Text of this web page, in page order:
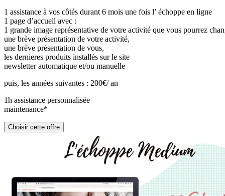
1 assistance à vos côtés durant 6 mois une fois l’ échoppe en ligne
1 page d’accueil avec :
1 grande image représentative de votre activité que vous pourrez
une brève présentation de votre activité,
une brève présentation de vous,
les dernieres produits installés sur le site
newsletter automatique et/ou manuelle
puis, les années suivantes : 200€/ an
1h assistance personnalisée
maintenance*
Choisir cette offre